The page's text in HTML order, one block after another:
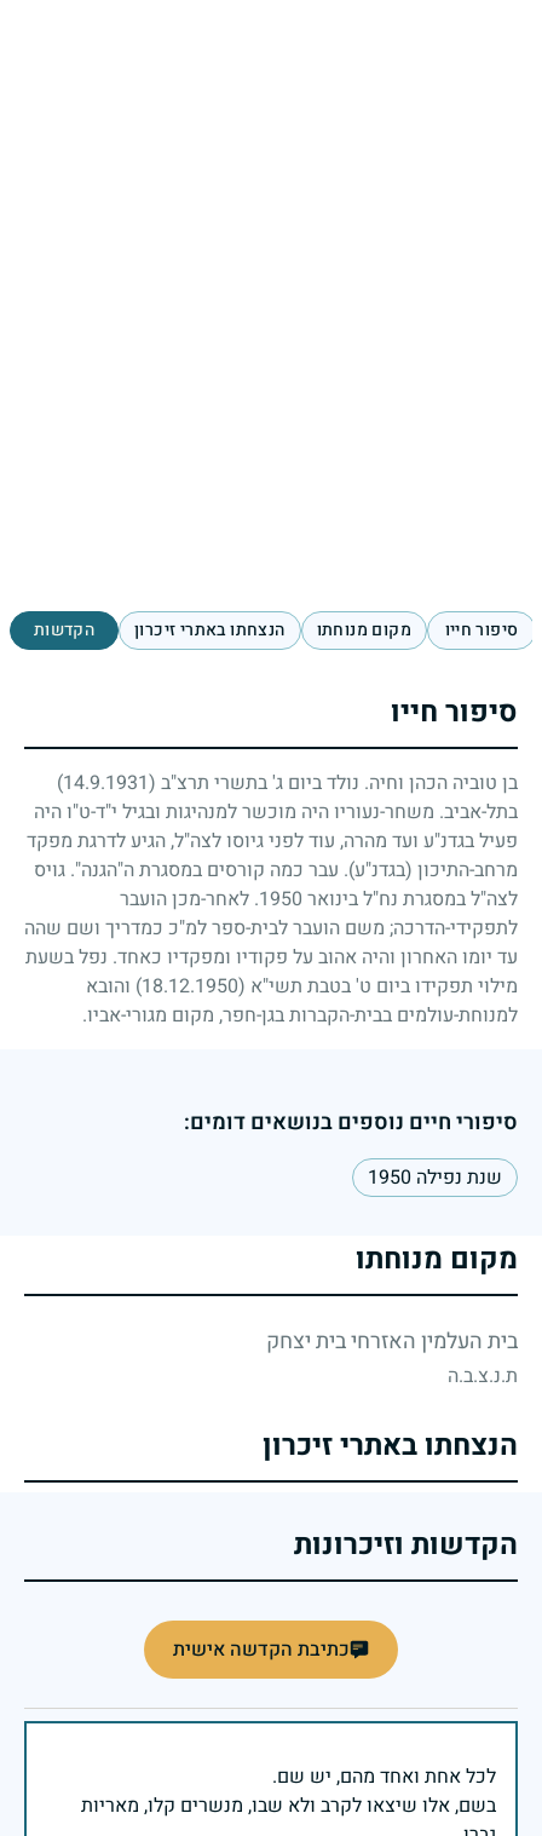
סיפור חייו מקום מנוחתו הנצחתו באתרי זיכרון הקדשות
סיפור חייו
בן טוביה הכהן וחיה. נולד ביום ג' בתשרי תרצ"ב (14.9.1931)
בתל-אביב. משחר-נעוריו היה מוכשר למנהיגות ובגיל י"ד-ט"ו היה
פעיל בגדנ"ע ועד מהרה, עוד לפני גיוסו לצה"ל, הגיע לדרגת מפקד
מרחב-התיכון (בגדנ"ע). עבר כמה קורסים במסגרת ה"הגנה". גויס
לצה"ל במסגרת נח"ל בינואר 1950. לאחר-מכן הועבר
לתפקידי-הדרכה; משם הועבר לבית-ספר למ"כ כמדריך ושם שהה
עד יומו האחרון והיה אהוב על פקודיו ומפקדיו כאחד. נפל בשעת
מילוי תפקידו ביום ט' בטבת תשי"א (18.12.1950)
והובא
למנוחת-עולמים בבית-הקברות בגן-חפר, מקום מגורי-אביו.
סיפורי חיים נוספים בנושאים דומים:
שנת נפילה 1950
מקום מנוחתו
בית העלמין האזרחי בית יצחק
ת.נ.צ.ב.ה
הנצחתו באתרי זיכרון
הקדשות וזיכרונות
כתיבת הקדשה אישית
בשם, אלו שיצאו לקרב ולא שבו, מנשרים קלו, מאריות